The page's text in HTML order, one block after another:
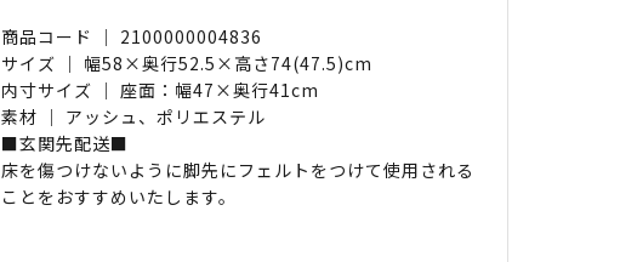
商品コード ｜ 2100000004836
サイズ ｜ 幅58×奥行52.5×高さ74(47.5)cm
内寸サイズ ｜ 座面：幅47×奥行41cm
素材 ｜ アッシュ、ポリエステル
■玄関先配送■
床を傷つけないように脚先にフェルトをつけて使用される
ことをおすすめいたします。